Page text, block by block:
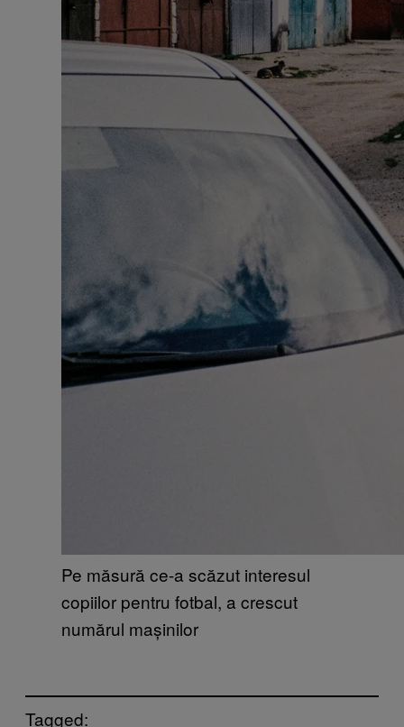
Pe măsură ce-a scăzut interesul
copiilor pentru fotbal, a crescut
numărul mașinilor
Tagged: